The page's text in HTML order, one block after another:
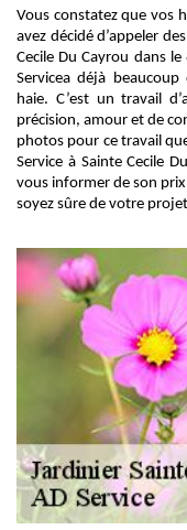
Vous constatez que vos
avez décidé d’appeler
Cecile Du Cayrou dans
Servicea déjà
haie. C’est un travail
précision, amour et de
photos pour ce travail
Service à Sainte Cecile
vous informer de son
soyez sûre de votre